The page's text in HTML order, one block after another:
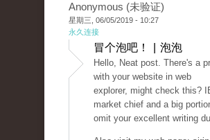
Anonymous (未验证)
星期三, 06/05/2019 - 10:27
永久连接
冒个泡吧！ | 泡泡
Hello, Neat post. There's a
with your website in web
explorer, might check this?
market chief and a big
omit your excellent writing